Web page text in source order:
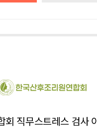
회 직무스트레스 검사